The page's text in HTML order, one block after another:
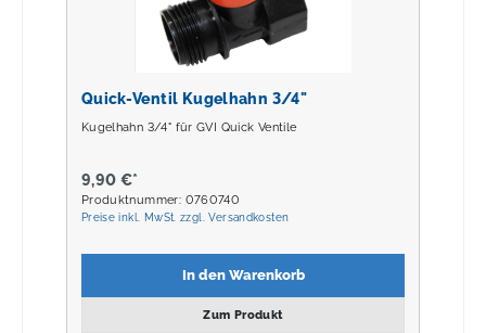
Quick-Ventil Kugelhahn 3/4"
Kugelhahn 3/4" für GVI Quick Ventile
9,90 €*
Produktnummer: 0760740
Preise inkl. MwSt. zzgl. Versandkosten
In den Warenkorb
Zum Produkt